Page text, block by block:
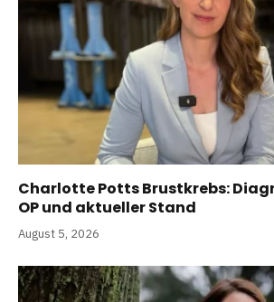
Charlotte Potts Brustkrebs:
OP und aktueller Stand
August 5, 2026